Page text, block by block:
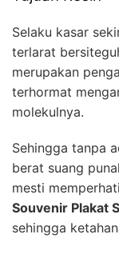
Selaku kasar
terlarat
merupakan
terhormat
molekulnya.
Sehingga tanpa
berat suang
mesti
Souvenir Plakat
sehingga